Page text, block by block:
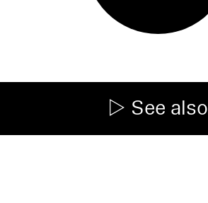
See also